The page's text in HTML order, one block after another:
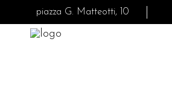
piazza G. Matteotti, 10